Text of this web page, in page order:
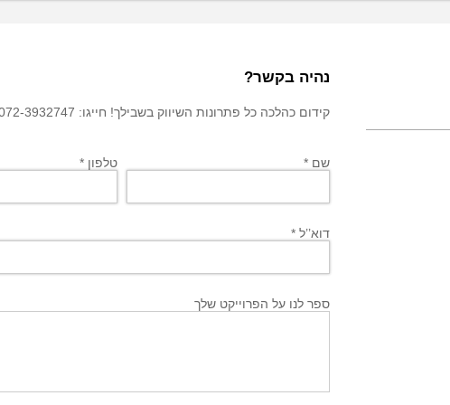
נהיה בקשר?
קידום כהלכה כל פתרונות השיווק בשבילך! חייגו: 072-3932747
שם * טלפון *
דוא’’ל *
ספר לנו על הפרוייקט שלך